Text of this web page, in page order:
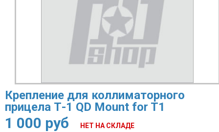
Крепление для коллиматорного
прицела Т-1 QD Mount for T1
1 000 руб НЕТ НА СКЛАДЕ